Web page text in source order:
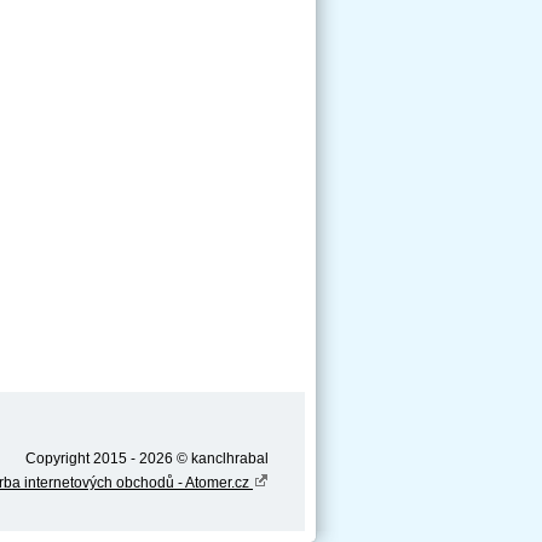
Copyright 2015 - 2026 © kanclhrabal
internetových obchodů - Atomer.cz